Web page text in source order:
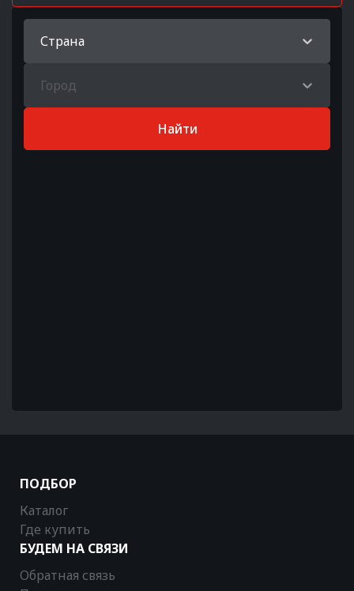
Страна
Город
Найти
ПОДБОР
Каталог
Где купить
БУДЕМ НА СВЯЗИ
Обратная связь